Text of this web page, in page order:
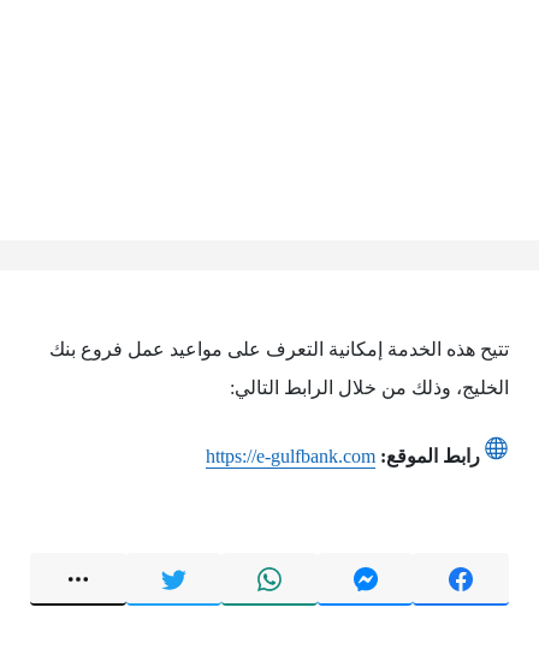
تتيح هذه الخدمة إمكانية التعرف على مواعيد عمل فروع بنك
الخليج، وذلك من خلال الرابط التالي:
رابط الموقع: https://e-gulfbank.com